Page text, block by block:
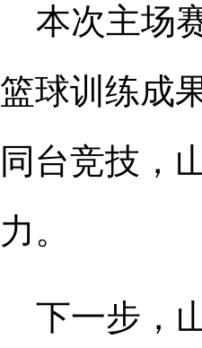
本次主场
篮球训练成
同台竞技，
力。
下一步，